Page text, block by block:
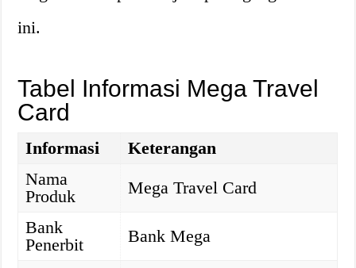
ini.
Tabel Informasi Mega Travel
Card
Informasi
Keterangan
Nama
Produk
Mega Travel Card
Bank
Penerbit
Bank Mega